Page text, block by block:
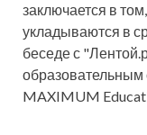
заключается в
укладываются в
беседе с
MAXIMUM